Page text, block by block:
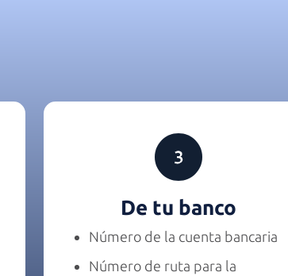
De tu banco
Número de la cuenta bancaria
Número de ruta para la